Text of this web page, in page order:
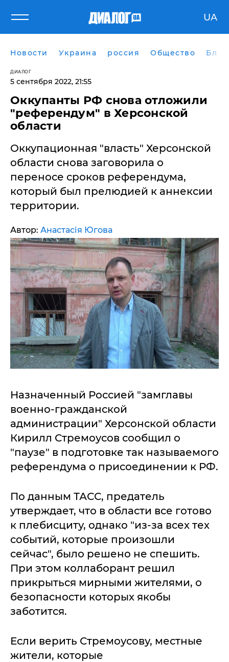
UA
Новости Украина россия Общество
ДИАЛОГ
5 сентября 2022, 21:55
Оккупанты РФ снова отложили
"референдум" в Херсонской
области
Оккупационная "власть" Херсонской
области снова заговорила о
переносе сроков референдума,
который был прелюдией к аннексии
территории.
Автор: Анастасія Югова
Назначенный Россией "замглавы
военно-гражданской
администрации" Херсонской области
Кирилл Стремоусов сообщил о
"паузе" в подготовке так называемого
референдума о присоединении к РФ.
По данным ТАСС, предатель
утверждает, что в области все готово
к плебисциту, однако "из-за всех тех
событий, которые произошли
сейчас", было решено не спешить.
При этом коллаборант решил
прикрыться мирными жителями, о
безопасности которых якобы
заботится.
Если верить Стремоусову, местные
жители, которые